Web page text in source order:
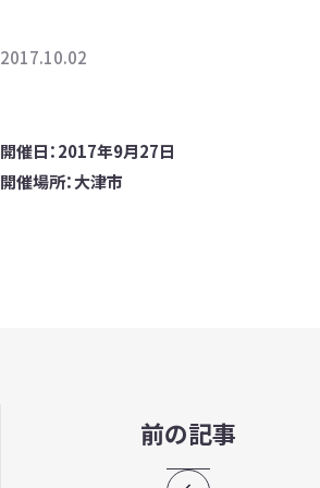
2017.10.02
開催日：2017年9月27日
開催場所：大津市
前の記事